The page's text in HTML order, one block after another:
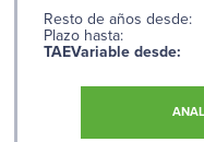
Resto de años desde:
Plazo hasta:
TAEVariable desde: